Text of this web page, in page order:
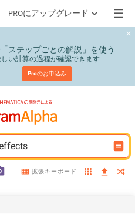
PROにアップグレード
ステップごとの解説」を使う
い計算の過程が確認できます
Proのお申込み
拡張キーボード